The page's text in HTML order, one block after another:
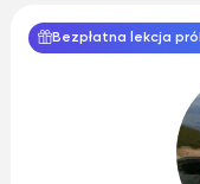
Bezpłatna lekcja